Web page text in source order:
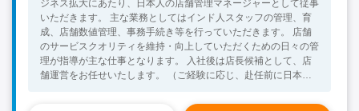
ジネス拡大にあたり、日本人の店舗管理マネージャーとして従事
いただきます。 主な業務としてはインド人スタッフの管理、育
成、店舗数値管理、事務手続き等を行っていただきます。 店舗
のサービスクオリティを維持・向上していただくための日々の管
理が指導が主な仕事となります。 入社後は店長候補として、店
舗運営をお任せいたします。 （ご経験に応じ、赴任前に日本で
フのサービス教育 ・新規メニュー開発 ・キッチンの管理、調理